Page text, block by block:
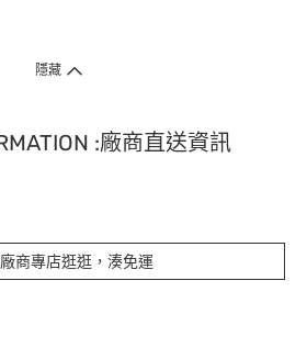
隱藏
:廠商直送資訊
商專店逛逛，湊免運